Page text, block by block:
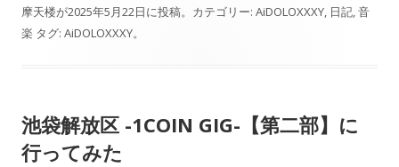
摩天楼が2025年5月22日に投稿。カテゴリー: AiDOLOXXXY, 日記,音
楽 タグ: AiDOLOXXXY。
池袋解放区 -1COIN GIG-【第二部】に
行ってみた